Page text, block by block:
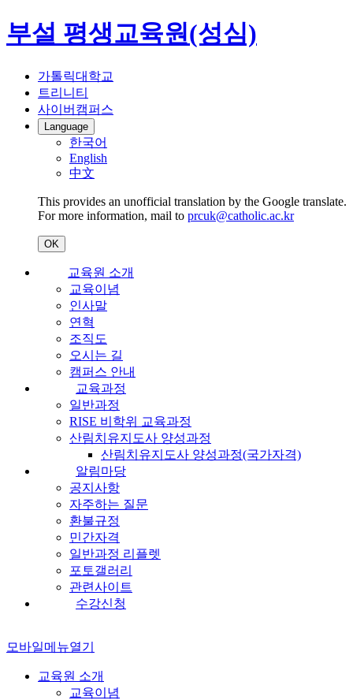
부설 평생교육원(성심)
가톨릭대학교
트리니티
사이버캠퍼스
Language
한국어
English
中文
This provides an unofficial translation by the Google translate.
For more information, mail to prcuk@catholic.ac.kr
OK
교육원 소개
교육이념
인사말
연혁
조직도
오시는 길
캠퍼스 안내
교육과정
일반과정
RISE 비학위 교육과정
산림치유지도사 양성과정
산림치유지도사 양성과정(국가자격)
알림마당
공지사항
자주하는 질문
환불규정
민간자격
일반과정 리플렛
포토갤러리
관련사이트
수강신청
모바일메뉴열기
교육원 소개
교육이념